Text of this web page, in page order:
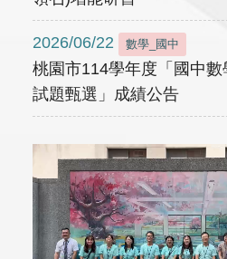
2026/06/22 數學_國中
桃園市114學年度「國中
試題甄選」成績公告